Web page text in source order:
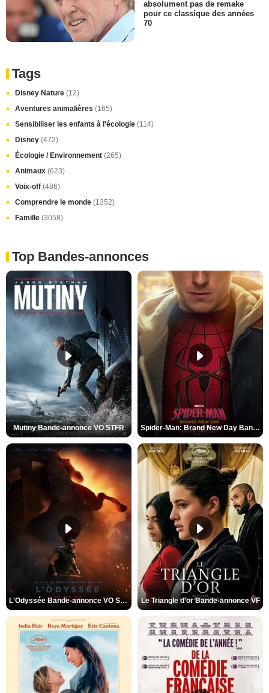
absolument pas de remake
pour ce classique des années
70
Tags
Disney Nature (12)
Aventures animalières (165)
Sensibiliser les enfants à l'écologie (114)
Disney (472)
Écologie / Environnement (265)
Animaux (623)
Voix-off (486)
Comprendre le monde (1352)
Famille (3058)
Top Bandes-annonces
Mutiny Bande-annonce VO STFR Spider-Man: Brand New Day Bande-annonce VO STFR
L'Odyssée Bande-annonce VO STFR Le Triangle d'or Bande-annonce VF